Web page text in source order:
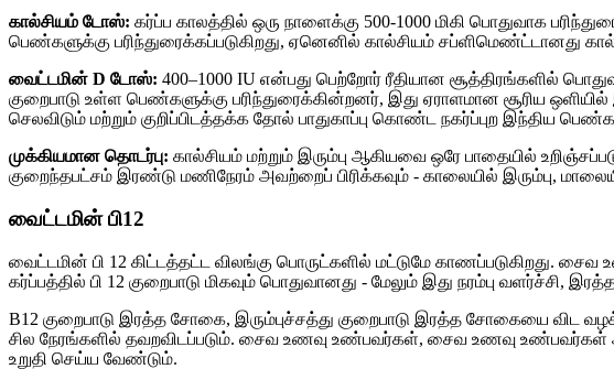
கால்சியம் டோஸ்: கர்ப்ப காலத்தில் ஒரு நாளைக்கு 500-1000 மிகி பொதுவாக
பெண்களுக்கு பரிந்துரைக்கப்படுகிறது, ஏனெனில் கால்சியம்
வைட்டமின் D டோஸ்: 400–1000 IU என்பது பெற்றோர் ரீதியான சூத்திரங்களில்
குறைபாடு உள்ள பெண்களுக்கு பரிந்துரைக்கின்றனர், இது ஏராளமான சூரிய
செலவிடும் மற்றும் குறிப்பிடத்தக்க தோல் பாதுகாப்பு கொண்ட நகர்ப்புற இந்திய
முக்கியமான தொடர்பு: கால்சியம் மற்றும் இரும்பு ஆகியவை ஒரே பாதையில்
குறைந்தபட்சம் இரண்டு மணிநேரம் அவற்றைப் பிரிக்கவும் - காலையில் இரும்பு,
வைட்டமின் பி12
வைட்டமின் பி 12 கிட்டத்தட்ட விலங்கு பொருட்களில் மட்டுமே
கர்ப்பத்தில் பி 12 குறைபாடு மிகவும் பொதுவானது - மேலும் இது நரம்பு வளர்ச்சி,
B12 குறைபாடு இரத்த சோகை, இரும்புச்சத்து குறைபாடு இரத்த சோகையை விட
சில நேரங்களில் தவறவிடப்படும். சைவ உணவு உண்பவர்கள், சைவ உணவு
உறுதி செய்ய வேண்டும்.